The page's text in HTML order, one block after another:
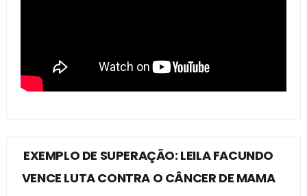
EXEMPLO DE SUPERAÇÃO: LEILA FACUNDO
VENCE LUTA CONTRA O CÂNCER DE MAMA